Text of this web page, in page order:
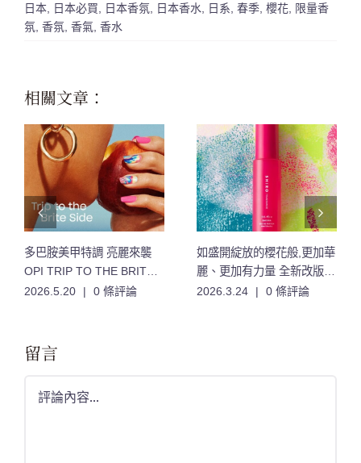
日本
日本必買 日本香氛 日本香水 日系 春季 櫻花
限量香
氛 香氛 香氣 香水
相關文章：
多巴胺美甲特調 亮麗來襲
OPI TRIP TO THE BRITE
SIDE 絢爛之旅系列 12款夏
2026.5.20 | 0 條評論
如盛開綻放的櫻花般,更加華
麗、更加有力量 全新改版的
「櫻花」香氣,限量登場
2026.3.24 | 0 條評論
留言